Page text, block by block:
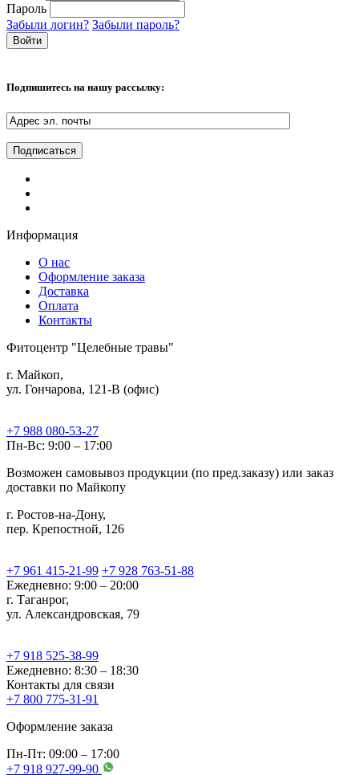
Пароль
Забыли логин? Забыли пароль?
Подпишитесь на нашу рассылку:
Информация
О нас
Оформление заказа
Доставка
Оплата
Контакты
Фитоцентр "Целебные травы"
г. Майкоп,
ул. Гончарова, 121-В (офис)
+7 988 080-53-27
Пн-Вс: 9:00 – 17:00
Возможен самовывоз продукции (по пред.заказу) или заказ
доставки по Майкопу
г. Ростов-на-Дону,
пер. Крепостной, 126
+7 961 415-21-99 +7 928 763-51-88
Ежедневно: 9:00 – 20:00
г. Таганрог,
ул. Александровская, 79
+7 918 525-38-99
Ежедневно: 8:30 – 18:30
Контакты для связи
+7 800 775-31-91
Оформление заказа
Пн-Пт: 09:00 – 17:00
+7 918 927-99-90